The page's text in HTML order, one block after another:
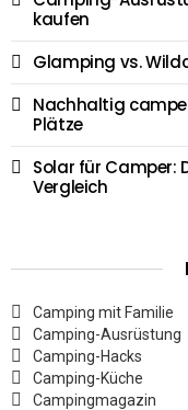
kaufen
Glamping vs.
Nachhaltig
Plätze
Solar für Camper:
Vergleich
Camping mit Familie
Camping-Ausrüstung
Camping-Hacks
Camping-Küche
Campingmagazin